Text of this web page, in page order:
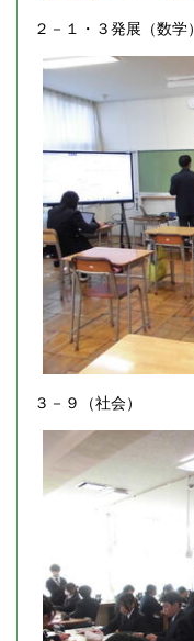
２－１・３発展（数学）
３－９（社会）